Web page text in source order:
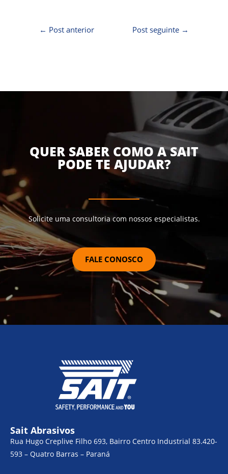
← Post anterior Post seguinte →
QUER SABER COMO A SAIT
PODE TE AJUDAR?
Solicite uma consultoria com nossos especialistas.
FALE CONOSCO
Sait Abrasivos
Rua Hugo Creplive Filho 693, Bairro Centro Industrial 83.420-
593 – Quatro Barras – Paraná